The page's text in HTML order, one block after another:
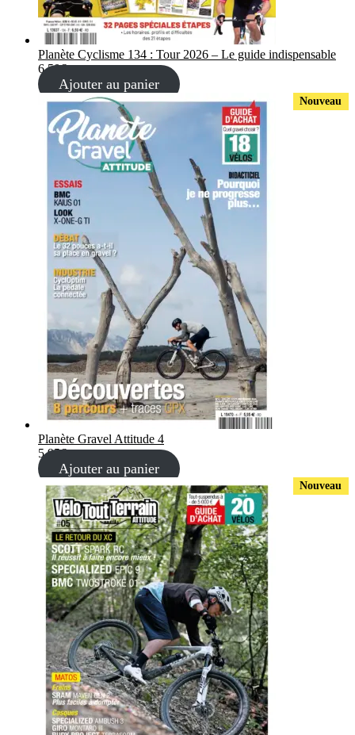
Planète Cyclisme 134 : Tour 2026 – Le guide indispensable
6,50€
Ajouter au panier
Nouveau
Planète Gravel Attitude 4
5,95€
Ajouter au panier
Nouveau